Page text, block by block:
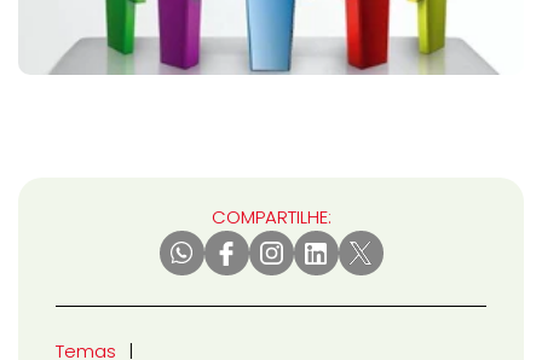
COMPARTILHE:
Temas